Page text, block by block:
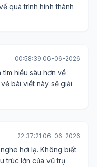
quá trình hình thành
00:58:39 06-06-2026
tìm hiểu sâu hơn về
bài viết này sẽ giải
22:37:21 06-06-2026
hơi lạ. Không biết
trúc lớn của vũ trụ